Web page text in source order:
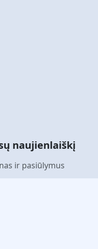
naujienlaiškį
ir pasiūlymus